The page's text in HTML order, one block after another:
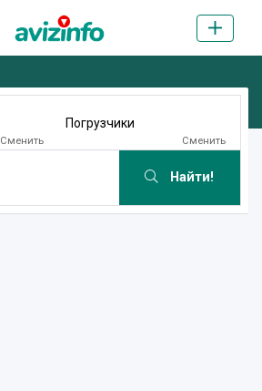
Сменить
Погрузчики
Сменить
Найти!